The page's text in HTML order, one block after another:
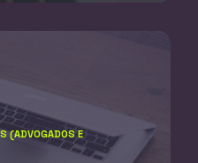
(ADVOGADOS E